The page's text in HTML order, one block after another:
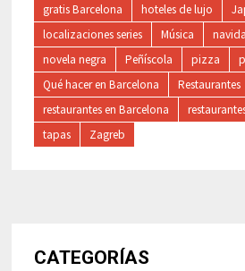
gratis Barcelona
hoteles de lujo
localizaciones series
Música
novela negra
Peñíscola pizza
Qué hacer en Barcelona
Restaurantes
restaurantes en Barcelona
tapas
Zagreb
CATEGORÍAS